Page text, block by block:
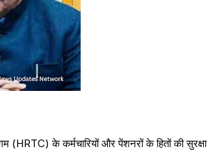
(HRTC) के कर्मचारियों और पेंशनरों के हितों की सुरक्षा